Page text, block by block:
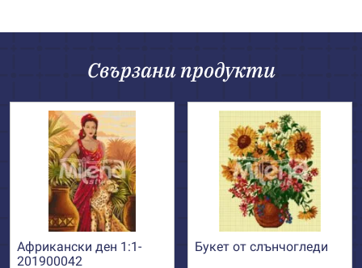
Свързани продукти
Африкански ден 1:1-
201900042
Букет от слънчогледи